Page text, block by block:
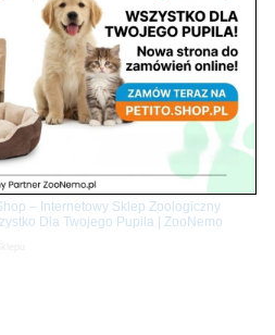
arcydzieło: Najpiękniejsze
w ZooNemo – Legionowo i
Mazowiecki
Zadbaj o komfort swojego pupila
ZooNemo
– Internetowy Sklep Zoologiczny
Dla Twojego Pupila | ZooNemo